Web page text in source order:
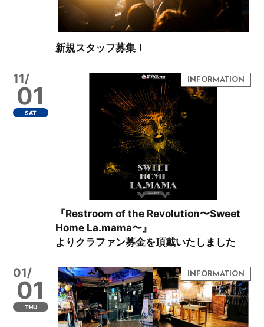
新規スタッフ募集！
11/
01
SAT
『Restroom of the Revolution〜Sweet
Home La.mama〜』
よりクラファン募金を頂戴いたしました
01/
01
THU